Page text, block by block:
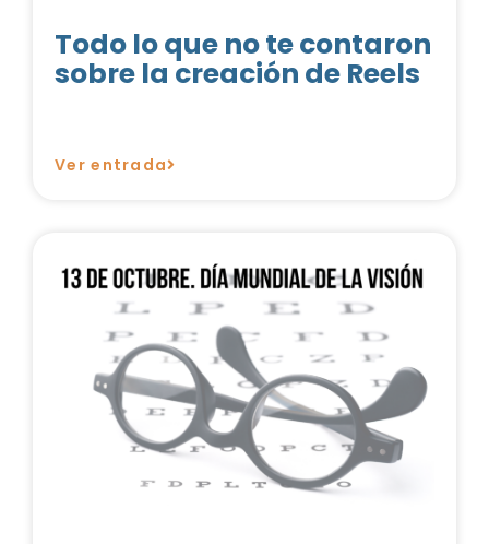
Todo lo que no te contaron
sobre la creación de Reels
Ver entrada